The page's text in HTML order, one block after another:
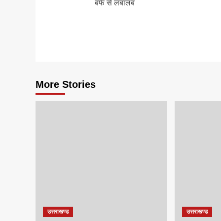
बर्फ से लबालब
More Stories
उत्तराखण्ड उत्तराखण्ड